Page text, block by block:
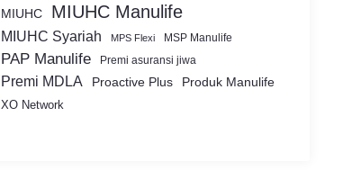
MIUHC MIUHC Manulife
MIUHC Syariah MPS Flexi MSP Manulife
PAP Manulife Premi asuransi jiwa
Premi MDLA Proactive Plus Produk Manulife
XO Network